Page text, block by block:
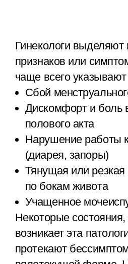
Гинекологи выделяют
признаков или
чаще всего
Сбой
Дискомфорт и боль
полового акта
Нарушение работы
(диарея, запоры)
Тянущая или
по бокам живота
Учащенное
Некоторые
возникает эта
протекают